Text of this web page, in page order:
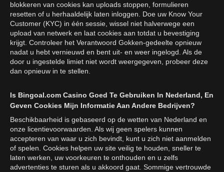
blokkeren van cookies kan uploads stoppen, formulieren
resetten of u herhaaldelijk laten inloggen. Doe uw Know Your
Customer (KYC) in één sessie, wissel niet halverwege een
upload van netwerk en laat cookies aan totdat u bevestiging
krijgt. Controleer het Verantwoord Gokken-gedeelte opnieuw
nadat u hebt vernieuwd en bent uit- en weer ingelogd. Als de
door u ingestelde limiet niet wordt weergegeven, probeer deze
dan opnieuw in te stellen.
Is Bingoal.com Casino Goed Te Gebruiken In Nederland, En
Geven Cookies Mijn Informatie Aan Andere Bedrijven?
Beschikbaarheid is gebaseerd op de wetten van Nederland en
onze licentievoorwaarden. Als wij geen spelers kunnen
accepteren van waar u zich bevindt, kunt u zich niet aanmelden
of spelen. Cookies helpen uw site veilig te houden, sneller te
laten werken, uw voorkeuren te onthouden en u zelfs
advertenties te sturen als u akkoord gaat. Sommige vertrouwde